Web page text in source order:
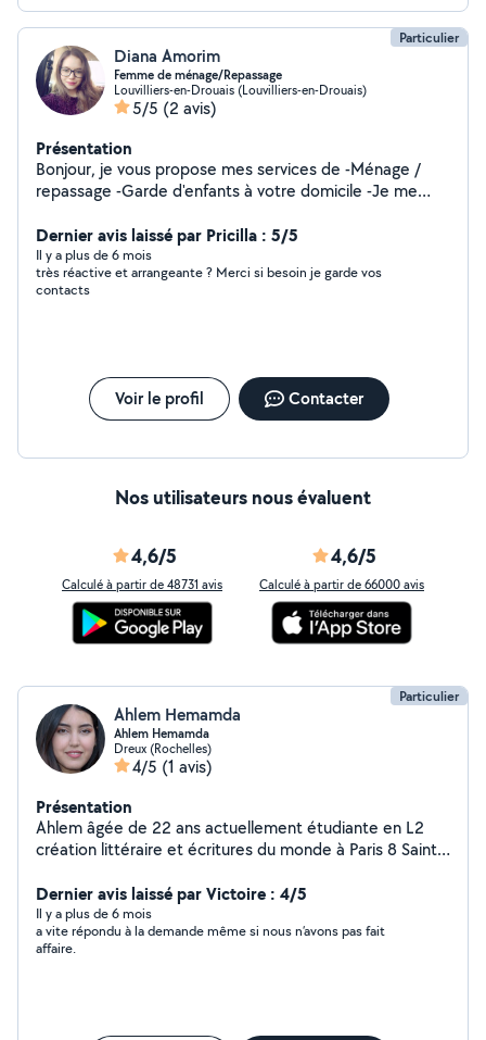
Particulier
Diana Amorim
Femme de ménage/Repassage
Louvilliers-en-Drouais (Louvilliers-en-Drouais)
5/5 (2 avis)
Présentation
Bonjour, je vous propose mes services de -Ménage /
repassage -Garde d'enfants à votre domicile -Je me
d'expérience dans le ménage. Paiement par CESU.
N'hésitez pas à me contacter.
Dernier avis laissé par Pricilla : 5/5
Il y a plus de 6 mois
très réactive et arrangeante ? Merci si besoin je garde vos
contacts
Voir le profil Contacter
Nos utilisateurs nous évaluent
4,6/5
Calculé à partir de 48731 avis
4,6/5
Calculé à partir de 66000 avis
Particulier
Ahlem Hemamda
Ahlem Hemamda
Dreux (Rochelles)
4/5 (1 avis)
Présentation
Ahlem âgée de 22 ans actuellement étudiante en L2
création littéraire et écritures du monde à Paris 8 Saint-
Dernier avis laissé par Victoire : 4/5
Il y a plus de 6 mois
a vite répondu à la demande même si nous n’avons pas fait
affaire.